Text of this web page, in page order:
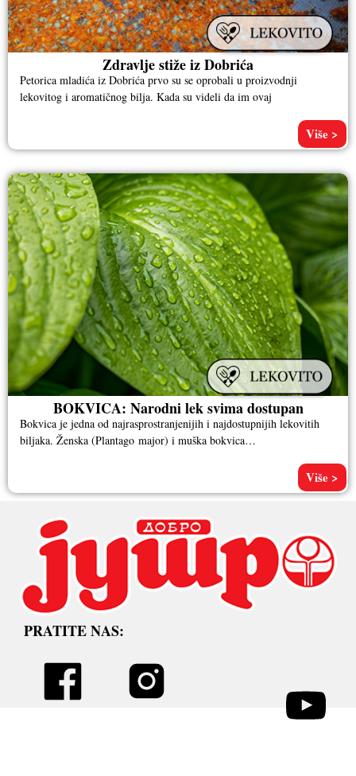
Zdravlje stiže iz Dobrića
Petorica mladića iz Dobrića prvo su se oprobali u proizvodnji
lekovitog i aromatičnog bilja. Kada su videli da im ovaj
Više >
BOKVICA: Narodni lek svima dostupan
Bokvica je jedna od najrasprostranjenijih i najdostupnijih lekovitih
biljaka. Ženska (Plantago major) i muška bokvica
Više >
PRATITE NAS: